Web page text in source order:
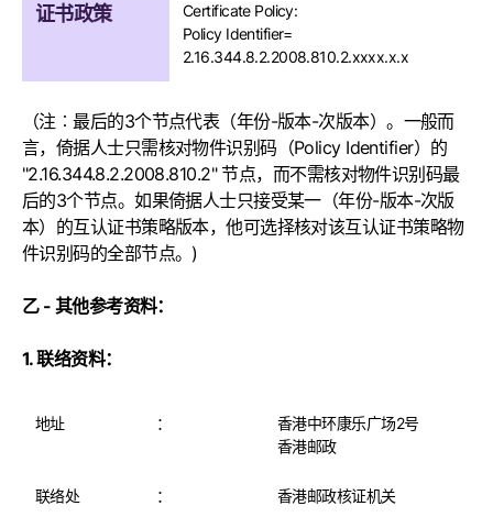
证书政策
Certificate Policy:
Policy Identifier=
2.16.344.8.2.2008.810.2.xxxx.x.x
（注︰最后的3个节点代表（年份-版本-次版本）。一般而
言，倚据人士只需核对物件识别码（Policy Identifier）的
"2.16.344.8.2.2008.810.2" 节点，而不需核对物件识别码最
后的3个节点。如果倚据人士只接受某一（年份-版本-次版
本）的互认证书策略版本，他可选择核对该互认证书策略物
件识别码的全部节点。)
乙 - 其他参考资料：
1. 联络资料：
地址 ：
香港中环康乐广场2号
香港邮政
联络处 ： 香港邮政核证机关